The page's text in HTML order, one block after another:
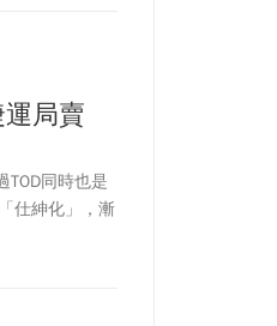
局賣
TOD同時也是
仕紳化」，漸
運旁蓋共購